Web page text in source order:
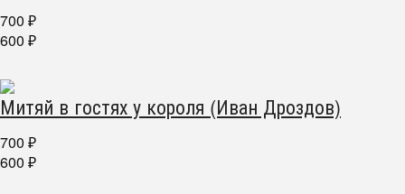
700 ₽
600 ₽
Митяй в гостях у короля (Иван Дроздов)
700 ₽
600 ₽